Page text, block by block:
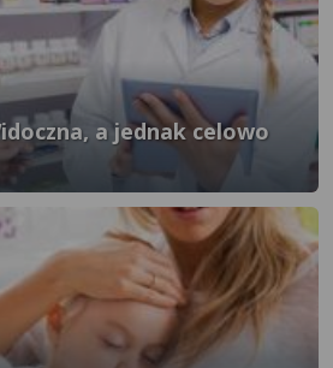
a jednak celowo